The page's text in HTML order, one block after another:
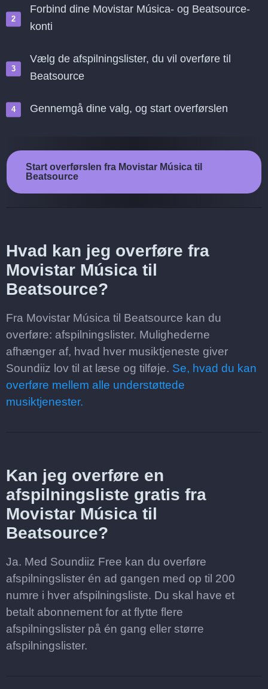
Forbind dine Movistar Música- og Beatsource-
konti
Vælg de afspilningslister, du vil overføre til
Beatsource
Gennemgå dine valg, og start overførslen
Start overførslen fra Movistar Música til
Beatsource
Hvad kan jeg overføre fra
Movistar Música til
Beatsource?
Fra Movistar Música til Beatsource kan du
overføre: afspilningslister. Mulighederne
afhænger af, hvad hver musiktjeneste giver
Soundiiz lov til at læse og tilføje. Se, hvad du kan
overføre mellem alle understøttede
musiktjenester.
Kan jeg overføre en
afspilningsliste gratis fra
Movistar Música til
Beatsource?
Ja. Med Soundiiz Free kan du overføre
afspilningslister én ad gangen med op til 200
numre i hver afspilningsliste. Du skal have et
betalt abonnement for at flytte flere
afspilningslister på én gang eller større
afspilningslister.